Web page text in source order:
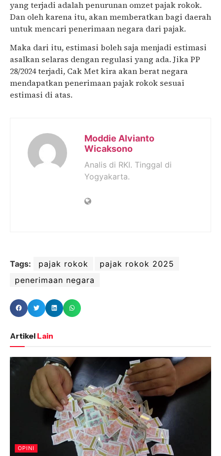
yang terjadi adalah penurunan omzet pajak rokok.
Dan oleh karena itu, akan memberatkan bagi daerah
untuk mencari penerimaan negara dari pajak.
Maka dari itu, estimasi boleh saja menjadi estimasi
asalkan selaras dengan regulasi yang ada. Jika PP
28/2024 terjadi, Cak Met kira akan berat negara
mendapatkan penerimaan pajak rokok sesuai
estimasi di atas.
Moddie Alvianto
Wicaksono
Analis di RKI. Tinggal di
Yogyakarta.
Tags: pajak rokok
pajak rokok 2025
penerimaan negara
Artikel Lain
OPINI